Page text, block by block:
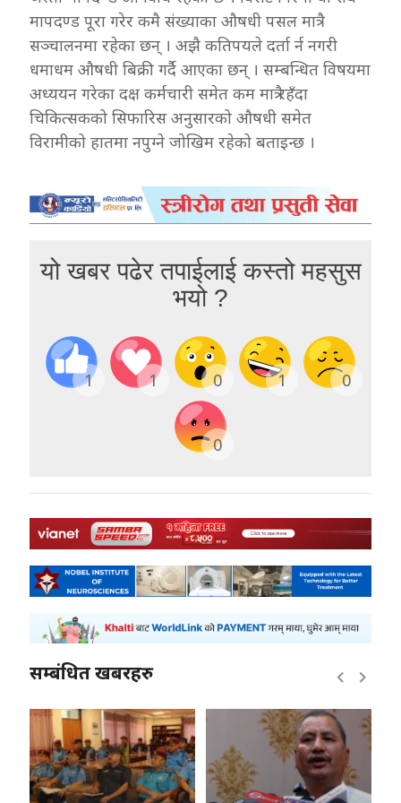
मापदण्ड पूरा गरेर कमै संख्याका औषधी पसल मात्रै
सञ्चालनमा रहेका छन् । अझै कतिपयले दर्ता र्न नगरी
धमाधम औषधी बिक्री गर्दै आएका छन् । सम्बन्धित विषयमा
अध्ययन गरेका दक्ष कर्मचारी समेत कम मात्रै रहँदा
चिकित्सकको सिफारिस अनुसारको औषधी समेत
विरामीको हातमा नपुग्ने जोखिम रहेको बताइन्छ ।
यो खबर पढेर तपाईलाई कस्तो महसुस
भयो ?
1 1 0 1 0
0
सम्बंधित खबरहरु